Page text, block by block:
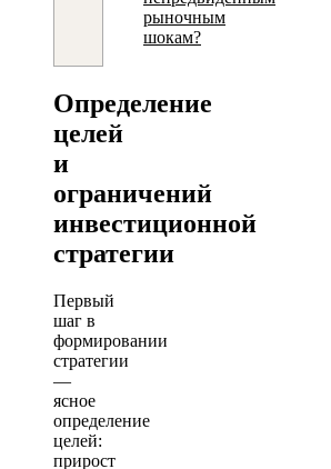
рыночным
шокам?
Определение
целей
и
ограничений
инвестиционной
стратегии
Первый
шаг в
формировании
стратегии
—
ясное
определение
целей:
прирост